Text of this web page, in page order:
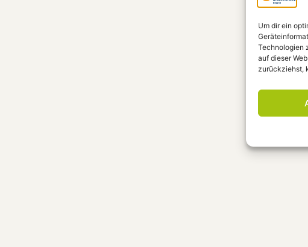
Um dir ein
Technologien
auf dieser
zurückziehst,